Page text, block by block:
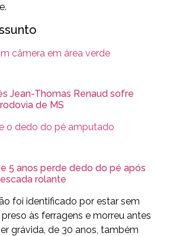
Jean-Thomas Renaud sofre
de MS
5 anos perde dedo do pé após
rolante
foi identificado por estar sem
às ferragens e morreu antes
grávida, de 30 anos, também